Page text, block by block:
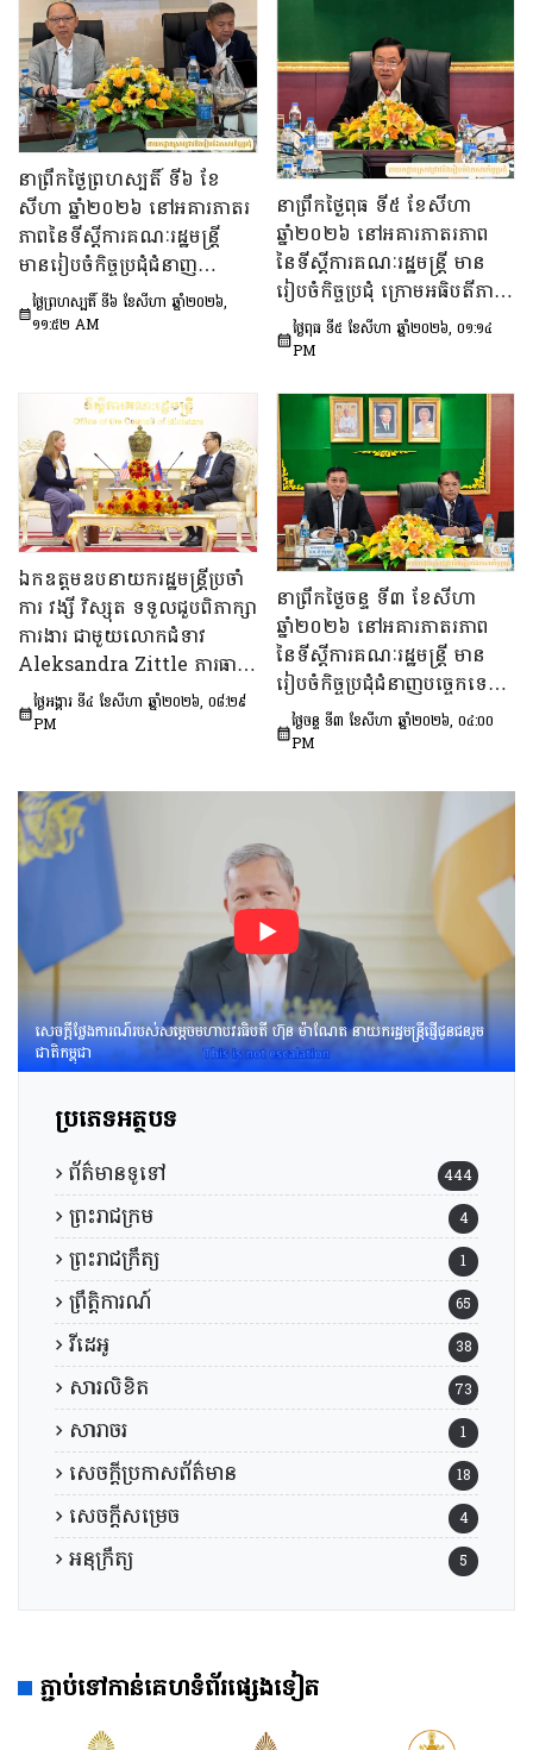
នាព្រឹកថ្ងៃព្រហស្បតិ៍ ទី៦ ខែ
សីហា ឆ្នាំ២០២៦ នៅអគារភាតរ
ភាពនៃទីស្តីការគណៈរដ្ឋមន្រ្តី
មានរៀបចំកិច្ចប្រជុំជំនាញ
បច្ចេកទេស ក្រោមអធិបតីភាព
ឯកឧត្តម សុក ផេង រដ្ឋលេខាធិ
ទី៣នៃក្រុមប្រឹក្សាអ្នកច្បាប់ និង
ឯកឧត្តម ចែម ផល្លា អនុប្រធាន​
និង​ជា​ប្រធាន​ក្រុមការងារទី៣នៃ
ក្រុមប្រឹក្សាសេដ្ឋកិច្ច សង្គមកិច្ច
និង​វប្បធម៌ ដើម្បីពិនិត្យ​និង​
ពិភាក្សា​លើ «សេចក្តីព្រាង
ផែនការ​សកម្មភាពជាតិ​​ស្ដីពី​ការ
បង្ការទប់ស្កាត់​អាពាហ៍ពិពាហ៍​
នៅវ័យក្មេង​និងការ​មាន​ផ្ទៃពោះ​
នៅ​វ័យជំទង់​នៅកម្ពុជា
ឆ្នាំ២០២៦-២០៣០»។
ថ្ងៃព្រហស្បតិ៍ ទី៦ ខែសីហា ឆ្នាំ២០២៦,
១១:៥២ AM
នាព្រឹកថ្ងៃពុធ ទី៥ ខែសីហា
ឆ្នាំ២០២៦ នៅអគារភាតរភាព
នៃទីស្តីការគណៈរដ្ឋមន្រ្តី មាន
រៀបចំកិច្ចប្រជុំ ក្រោមអធិបតីភាព
ឯកឧត្តម ឆឺយ រឿន រដ្ឋលេខាធិ
ការ​ទីស្តីការគណៈរដ្ឋមន្ត្រី ដើម្បី
ព្រាង​គំរូ​របាយការណ៍​សង្ខេប​ស្ដីពី​
វឌ្ឍនភាព​និងសមិទ្ធផល​សំខាន់ៗ​
របស់​រាជរដ្ឋាភិបាល​នៃ​
ព្រះរាជាណាចក្រកម្ពុជា។
ថ្ងៃពុធ ទី៥ ខែសីហា ឆ្នាំ២០២៦, ០១:១៤
PM
ឯកឧត្តមឧបនាយករដ្ឋមន្ត្រីប្រចាំ
ការ វង្សី វិស្សុត ទទួលជួបពិភាក្សា
ការងារ ជាមួយលោកជំទាវ
Aleksandra Zittle ភារធារី
ស្តីទីនៃស្ថានទូតសហរដ្ឋអាម៉េរិក
ប្រចាំកម្ពុជា
ថ្ងៃអង្គារ ទី៤ ខែសីហា ឆ្នាំ២០២៦, ០៨:២៩
PM
នាព្រឹកថ្ងៃចន្ទ ទី៣ ខែសីហា
ឆ្នាំ២០២៦ នៅអគារភាតរភាព
នៃទីស្តីការគណៈរដ្ឋមន្រ្តី មាន
រៀបចំកិច្ចប្រជុំជំនាញបច្ចេកទេស
ក្រោមអធិបតីភាព ឯកឧត្តម លី
ច័ន្ទតុលា រដ្ឋលេខាធិការទីស្តីការ
ប្រធានក្រុមទី២នៃក្រុមប្រឹក្សាអ្នក
ច្បាប់ និងឯកឧត្ដម នៅ ប៉ោនន័រ
អនុប្រធាននិងជាប្រធាន
ក្រុមទី១នៃក្រុមប្រឹក្សាសេដ្ឋកិច្ច
សង្គមកិច្ច និងវប្បធម៌ ដើម្បីពិនិត្យ
និងពិភាក្សាលើ​«សេចក្ដីព្រាង
អនុក្រឹត្យស្ដីពី​ការគ្រប់គ្រង
អាកាសយានគ្មាន
មនុស្សបើក(ដ្រូន)»។
ថ្ងៃចន្ទ ទី៣ ខែសីហា ឆ្នាំ២០២៦, ០៤:០០
PM
សេចក្តីថ្លែងការណ៍របស់សម្តេចមហាបវរធិបតី ហ៊ុន ម៉ាណែត នាយករដ្ឋមន្រ្តីផ្ញើជូនជនរួម
ជាតិកម្ពុជា
ប្រភេទអត្ថបទ
ព័ត៌មានទូទៅ 444
ព្រះរាជក្រម 4
ព្រះរាជក្រឹត្យ 1
ព្រឹត្តិការណ៍ 65
វីដេអូ 38
សារលិខិត 73
សារាចរ 1
សេចក្តីប្រកាសព័ត៌មាន 18
សេចក្តីសម្រេច 4
អនុក្រឹត្យ 5
ភ្ជាប់ទៅកាន់គេហទំព័រផ្សេងទៀត